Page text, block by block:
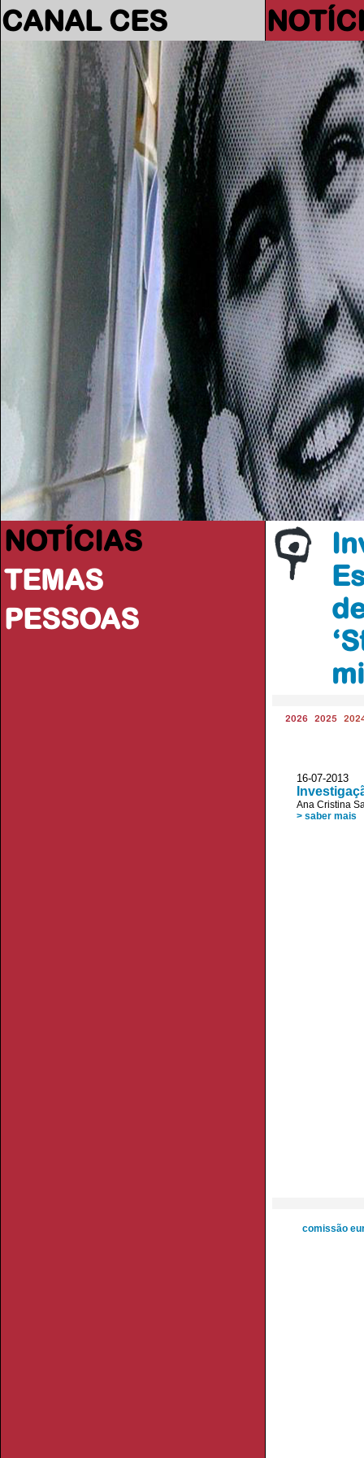
CANAL CES
NOTÍCIAS
TEMAS
PESSOAS
2026 2025
16-07-
Ana Cristina
> saber mais
comissão